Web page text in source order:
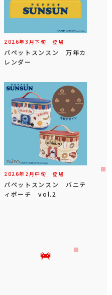
2026年3 月下旬 登場
パペットスンスン 万年カ
レンダー
2026年 2 月中旬 登場
パペットスンスン バニテ
ィポーチ vol.2